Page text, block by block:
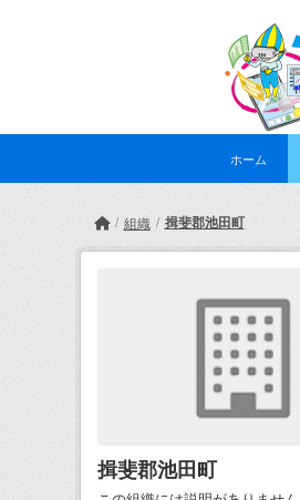
ホーム
組織 揖斐郡池田町
揖斐郡池田町